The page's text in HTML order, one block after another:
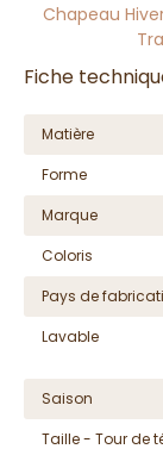
Chapeau
Fiche
Matière
Forme
Marque
Coloris
Pays de
Lavable
Saison
Taille - Tour de